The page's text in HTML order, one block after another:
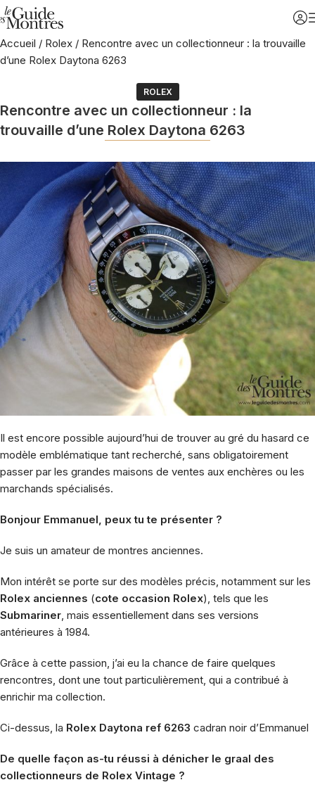
Accueil / Rolex / Rencontre avec un collectionneur : la trouvaille
d’une Rolex Daytona 6263
ROLEX
Rencontre avec un collectionneur : la
trouvaille d’une Rolex Daytona 6263
Il est encore possible aujourd’hui de trouver au gré du hasard ce
modèle emblématique tant recherché, sans obligatoirement
passer par les grandes maisons de ventes aux enchères ou les
marchands spécialisés.
Bonjour Emmanuel, peux tu te présenter ?
Je suis un amateur de montres anciennes.
Mon intérêt se porte sur des modèles précis, notamment sur les
Rolex anciennes (cote occasion Rolex), tels que les
Submariner, mais essentiellement dans ses versions
antérieures à 1984.
Grâce à cette passion, j’ai eu la chance de faire quelques
rencontres, dont une tout particulièrement, qui a contribué à
enrichir ma collection.
Ci-dessus, la Rolex Daytona ref 6263 cadran noir d’Emmanuel
De quelle façon as-tu réussi à dénicher le graal des
collectionneurs de Rolex Vintage ?